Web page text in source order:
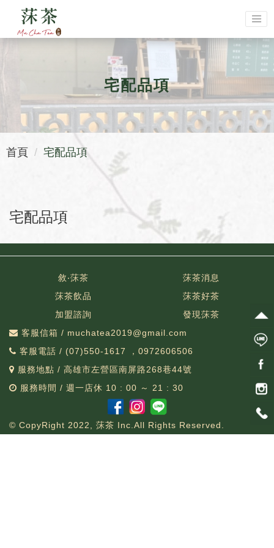
宅配品項
首頁 宅配品項
宅配品項
敘‧莯茶
莯茶消息
莯茶飲品
莯茶好茶
加盟諮詢
發現莯茶
客服信箱 / muchatea2019@gmail.com
客服電話 / (07)550-1617 ，0972606506
服務地點 / 高雄市左營區南屏路268巷44號
服務時間 / 週一店休 10 : 00 ～ 21 : 30
© CopyRight 2022, 莯茶 Inc.All Rights Reserved.